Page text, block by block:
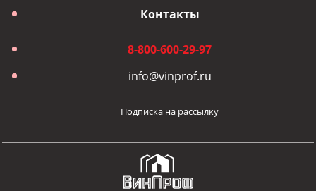
Контакты
8-800-600-29-97
info@vinprof.ru
Подписка на рассылку